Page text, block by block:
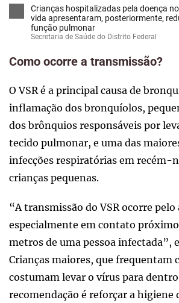
Crianças hospitalizadas pela doença
vida apresentaram, posteriormente,
função pulmonar
Secretaria de Saúde do Distrito Federal
Como ocorre a transmissão?
O VSR é a principal causa de
inflamação dos bronquíolos,
dos brônquios responsáveis por
tecido pulmonar, e uma das
infecções respiratórias em recém-
crianças pequenas.
“A transmissão do VSR ocorre pelo
especialmente em contato
metros de uma pessoa infectada”,
Crianças maiores, que frequentam
costumam levar o vírus para dentro
recomendação é reforçar a higiene